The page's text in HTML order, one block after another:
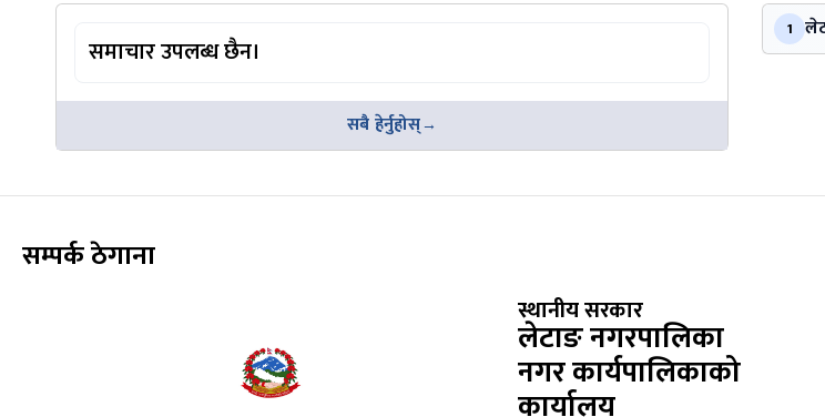
समाचार उपलब्ध छैन।
सबै हेर्नुहोस्
1
सम्पर्क ठेगाना
स्थानीय सरकार
लेटाङ नगरपालिका
नगर कार्यपालिकाको